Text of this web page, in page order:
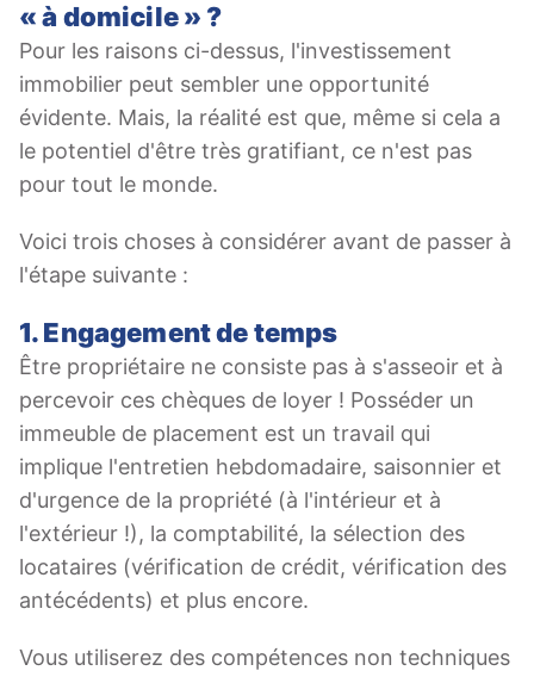
« à domicile » ?
Pour les raisons ci-dessus, l'investissement
immobilier peut sembler une opportunité
évidente. Mais, la réalité est que, même si cela a
le potentiel d'être très gratifiant, ce n'est pas
pour tout le monde.
Voici trois choses à considérer avant de passer à
l'étape suivante :
1. Engagement de temps
Être propriétaire ne consiste pas à s'asseoir et à
percevoir ces chèques de loyer ! Posséder un
immeuble de placement est un travail qui
implique l'entretien hebdomadaire, saisonnier et
d'urgence de la propriété (à l'intérieur et à
l'extérieur !), la comptabilité, la sélection des
locataires (vérification de crédit, vérification des
antécédents) et plus encore.
Vous utiliserez des compétences non techniques